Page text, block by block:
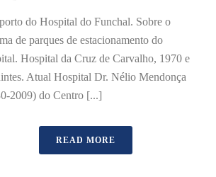
do Hospital do Funchal. Sobre o
de parques de estacionamento do
Hospital da Cruz de Carvalho, 1970 e
Atual Hospital Dr. Nélio Mendonça
2009) do Centro [...]
READ MORE